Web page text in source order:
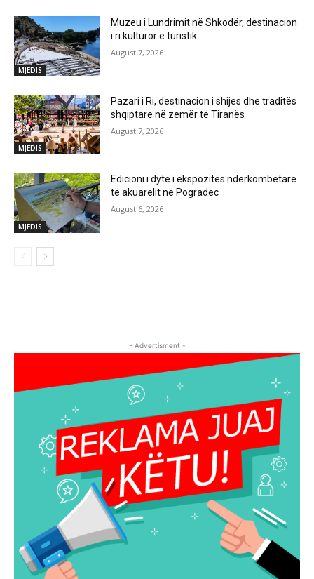
MJEDIS
Muzeu i Lundrimit në Shkodër, destinacion
i ri kulturor e turistik
August 7, 2026
MJEDIS
Pazari i Ri, destinacion i shijes dhe traditës
shqiptare në zemër të Tiranës
August 7, 2026
MJEDIS
Edicioni i dytë i ekspozitës ndërkombëtare
të akuarelit në Pogradec
August 6, 2026
- Advertisment -